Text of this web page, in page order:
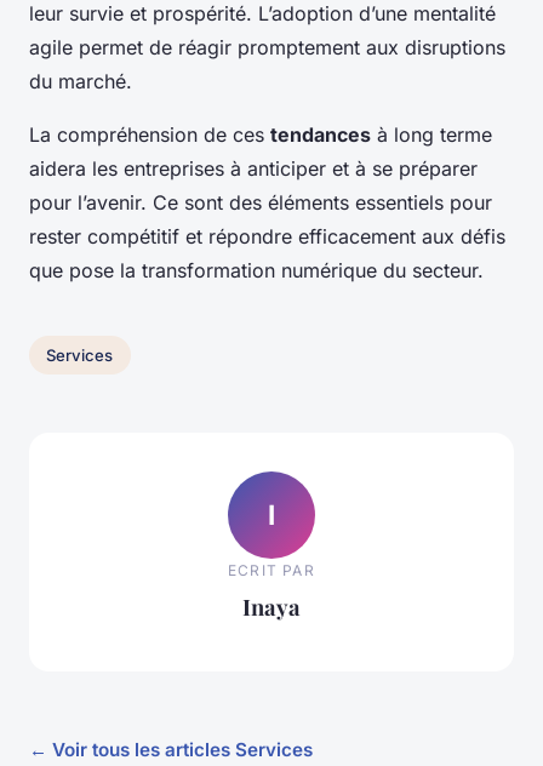
leur survie et prospérité. L’adoption d’une mentalité
agile permet de réagir promptement aux disruptions
du marché.
La compréhension de ces tendances à long terme
aidera les entreprises à anticiper et à se préparer
pour l’avenir. Ce sont des éléments essentiels pour
rester compétitif et répondre efficacement aux défis
que pose la transformation numérique du secteur.
Services
I
ECRIT PAR
Inaya
← Voir tous les articles Services